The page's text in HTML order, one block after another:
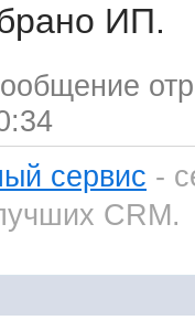
ИП.
сервис -
CRM.